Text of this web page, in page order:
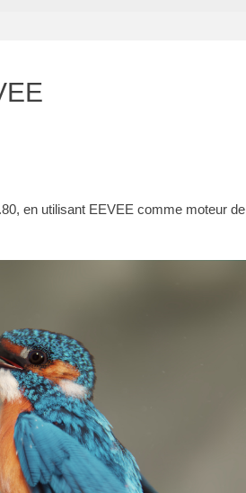
en utilisant EEVEE comme moteur de